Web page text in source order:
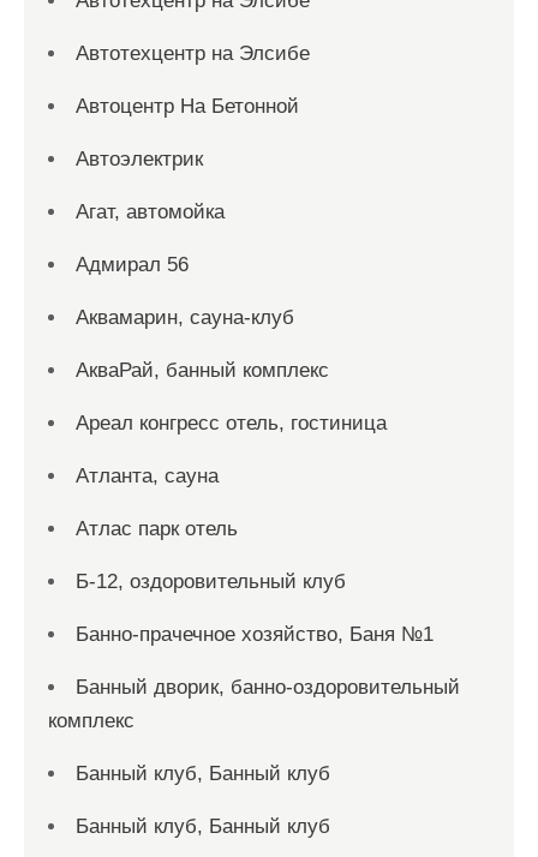
Автотехцентр на Элсибе
Автоцентр На Бетонной
Автоэлектрик
Агат, автомойка
Адмирал 56
Аквамарин, сауна-клуб
АкваРай, банный комплекс
Ареал конгресс отель, гостиница
Атланта, сауна
Атлас парк отель
Б-12, оздоровительный клуб
Банно-прачечное хозяйство, Баня №1
Банный дворик, банно-оздоровительный
комплекс
Банный клуб, Банный клуб
Банный клуб, Банный клуб